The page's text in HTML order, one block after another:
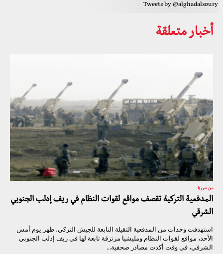
Tweets by @alghadalsoury
أخبار متعلقة
من سوريا
المدفعية التركية تقصف مواقع لقوات النظام في ريف إدلب الجنوبي
الشرقي
استهدفت وحدات من المدفعية الثقيلة التابعة للجيش التركي، ظهر يوم أمس
الأحد، مواقع لقوات النظام ومليشيا مرتزقة تابعة لها في ريف إدلب الجنوبي
الشرقي، في وقت أكدت مصادر صحفية...